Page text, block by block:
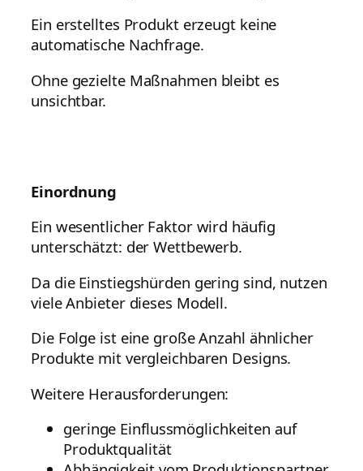
Ein erstelltes Produkt erzeugt keine
automatische Nachfrage.
Ohne gezielte Maßnahmen bleibt es
unsichtbar.
Einordnung
Ein wesentlicher Faktor wird häufig
unterschätzt: der Wettbewerb.
Da die Einstiegshürden gering sind, nutzen
viele Anbieter dieses Modell.
Die Folge ist eine große Anzahl ähnlicher
Produkte mit vergleichbaren Designs.
Weitere Herausforderungen:
geringe Einflussmöglichkeiten auf
Produktqualität